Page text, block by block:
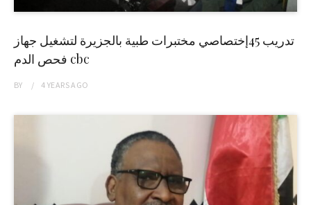
تدريب 45إختصاصي مختبرات طبية بالجزيرة لتشغيل جهاز
فحص الدم cbc
BY 4 YEARSAGO